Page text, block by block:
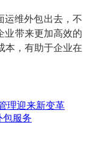
运维外包出去，不
业带来更加高效的
本，有助于企业在
理迎来新变革
包服务